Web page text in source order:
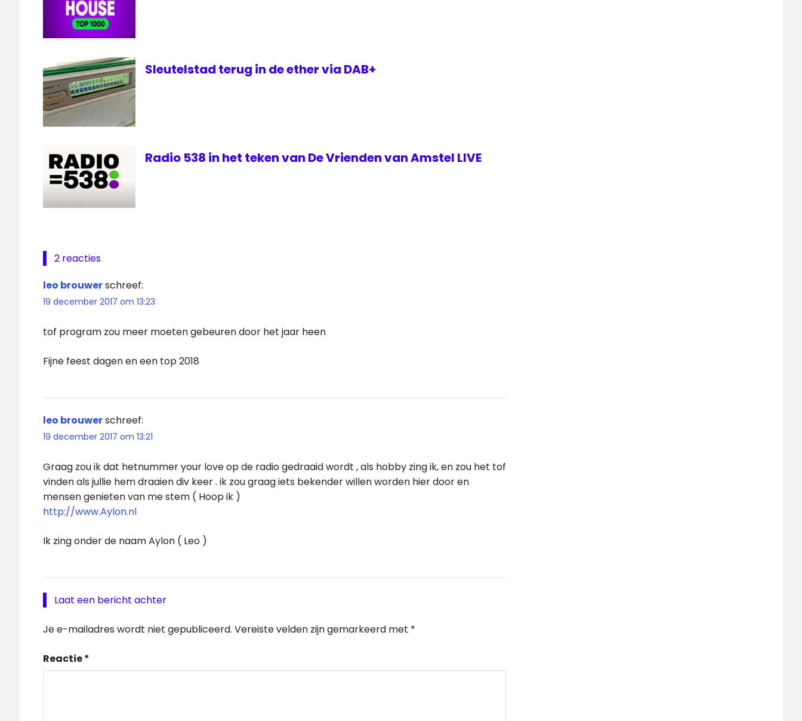
Sleutelstad terug in de ether via DAB+
Radio 538 in het teken van De Vrienden van Amstel LIVE
2 reacties
leo brouwerschreef:
19 december 2017 om 13:23
tof program zou meer moeten gebeuren door het jaar heen
Fijne feest dagen en een top 2018
leo brouwerschreef:
19 december 2017 om 13:21
Graag zou ik dat hetnummer your love op de radio gedraaid wordt , als hobby zing ik, en zou het tof
vinden als jullie hem draaien div keer . ik zou graag iets bekender willen worden hier door en
mensen genieten van me stem ( Hoop ik )
http://www.Aylon.nl
Ik zing onder de naam Aylon ( Leo )
Laat een bericht achter
Je e-mailadres wordt niet gepubliceerd. Vereiste velden zijn gemarkeerd met *
Reactie*